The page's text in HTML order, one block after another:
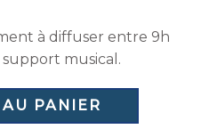
à diffuser entre 9h
support musical.
PANIER